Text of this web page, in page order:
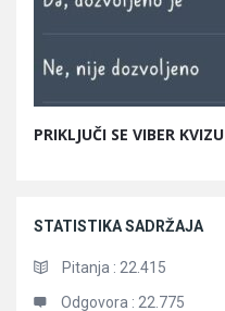
PRIKLJUČI SE VIBER KVIZU
STATISTIKA SADRŽAJA
Pitanja : 22.415
Odgovora : 22.775